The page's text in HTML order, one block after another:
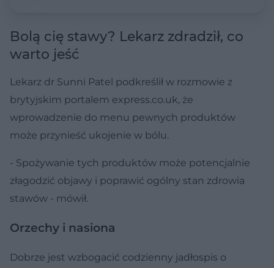
Bolą cię stawy? Lekarz zdradził, co
warto jeść
Lekarz dr Sunni Patel podkreślił w rozmowie z
brytyjskim portalem express.co.uk, że
wprowadzenie do menu pewnych produktów
może przynieść ukojenie w bólu.
- Spożywanie tych produktów może potencjalnie
złagodzić objawy i poprawić ogólny stan zdrowia
stawów - mówił.
Orzechy i nasiona
Dobrze jest wzbogacić codzienny jadłospis o